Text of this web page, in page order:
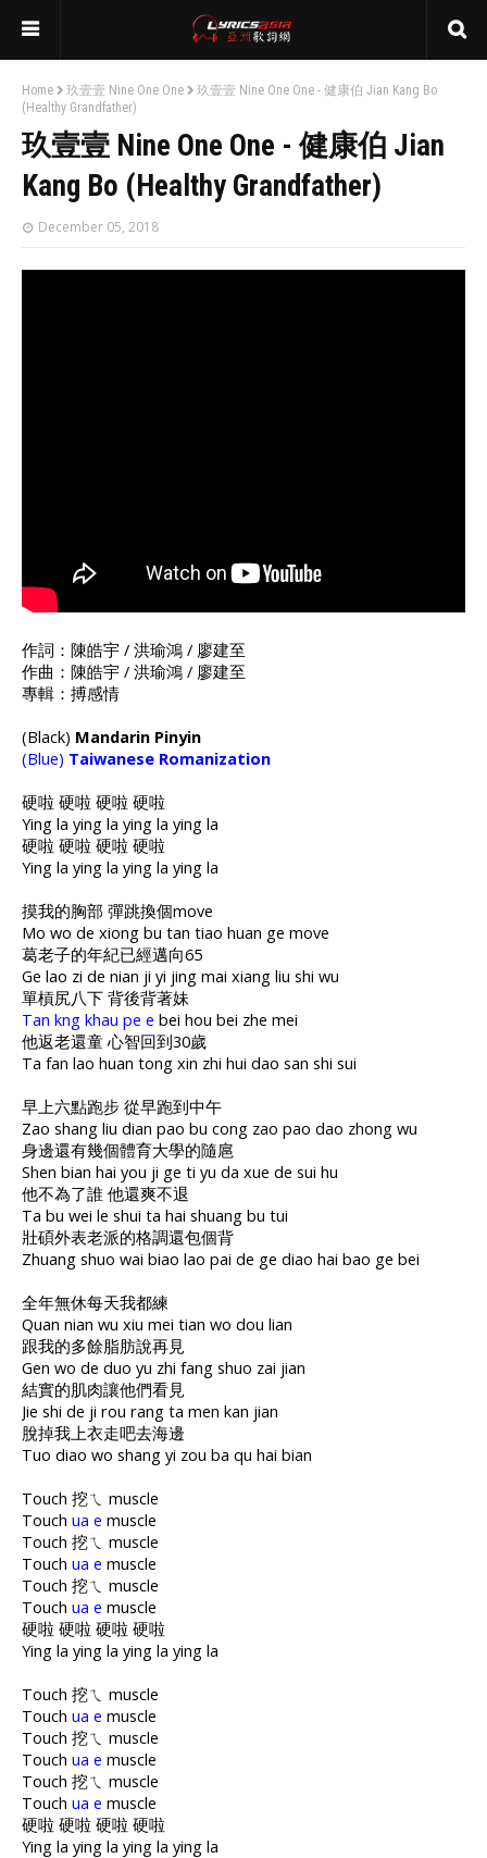
Home 玖壹壹 Nine One One
玖壹壹 Nine One One - 健康伯 Jian Kang Bo
(Healthy Grandfather)
玖壹壹 Nine One One - 健康伯 Jian
Kang Bo (Healthy Grandfather)
December 05, 2018
作詞：陳皓宇 / 洪瑜鴻 / 廖建至
作曲：陳皓宇 / 洪瑜鴻 / 廖建至
專輯：搏感情
(Black) Mandarin Pinyin
(Blue) Taiwanese Romanization
硬啦 硬啦 硬啦 硬啦
Ying la ying la ying la ying la
硬啦 硬啦 硬啦 硬啦
Ying la ying la ying la ying la
摸我的胸部 彈跳換個move
Mo wo de xiong bu tan tiao huan ge move
葛老子的年紀已經邁向65
Ge lao zi de nian ji yi jing mai xiang liu shi wu
單槓尻八下 背後背著妹
Tan kng khau pe e bei hou bei zhe mei
他返老還童 心智回到30歲
Ta fan lao huan tong xin zhi hui dao san shi sui
早上六點跑步 從早跑到中午
Zao shang liu dian pao bu cong zao pao dao zhong wu
身邊還有幾個體育大學的隨扈
Shen bian hai you ji ge ti yu da xue de sui hu
他不為了誰 他還爽不退
Ta bu wei le shui ta hai shuang bu tui
壯碩外表老派的格調還包個背
Zhuang shuo wai biao lao pai de ge diao hai bao ge bei
全年無休每天我都練
Quan nian wu xiu mei tian wo dou lian
跟我的多餘脂肪說再見
Gen wo de duo yu zhi fang shuo zai jian
結實的肌肉讓他們看見
Jie shi de ji rou rang ta men kan jian
脫掉我上衣走吧去海邊
Tuo diao wo shang yi zou ba qu hai bian
Touch 挖ㄟ muscle
Touch ua e muscle
Touch 挖ㄟ muscle
Touch ua e muscle
Touch 挖ㄟ muscle
Touch ua e muscle
硬啦 硬啦 硬啦 硬啦
Ying la ying la ying la ying la
Touch 挖ㄟ muscle
Touch ua e muscle
Touch 挖ㄟ muscle
Touch ua e muscle
Touch 挖ㄟ muscle
Touch ua e muscle
硬啦 硬啦 硬啦 硬啦
Ying la ying la ying la ying la